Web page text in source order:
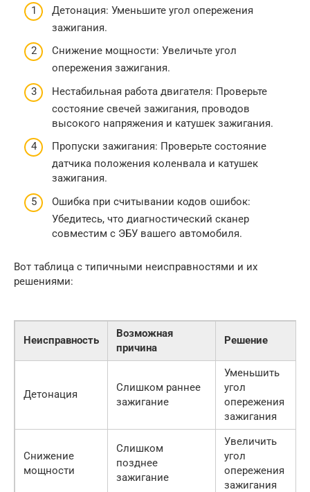
Детонация: Уменьшите угол опережения
зажигания.
Снижение мощности: Увеличьте угол
опережения зажигания.
Нестабильная работа двигателя: Проверьте
состояние свечей зажигания, проводов
высокого напряжения и катушек зажигания.
Пропуски зажигания: Проверьте состояние
датчика положения коленвала и катушек
зажигания.
Ошибка при считывании кодов ошибок:
Убедитесь, что диагностический сканер
совместим с ЭБУ вашего автомобиля.
Вот таблица с типичными неисправностями и их
решениями:
Неисправность
Возможная
причина
Решение
Детонация
Слишком раннее
зажигание
Уменьшить
угол
опережения
зажигания
Снижение
мощности
Слишком
позднее
зажигание
Увеличить
угол
опережения
зажигания